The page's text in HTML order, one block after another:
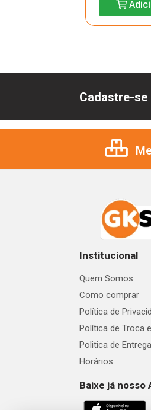
Cadastre-
Institucional
Quem Somos
Como comprar
Política de
Política de Troca
Politica de
Horários
Baixe já nosso